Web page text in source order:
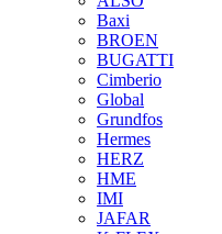
Baxi
BROEN
BUGATTI
Cimberio
Global
Grundfos
Hermes
HERZ
HME
IMI
JAFAR